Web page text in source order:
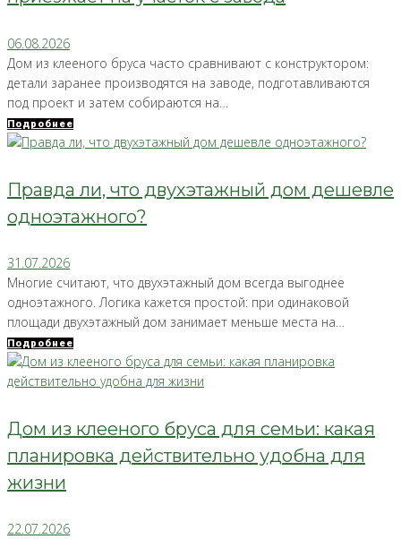
06.08.2026
Дом из клееного бруса часто сравнивают с конструктором:
детали заранее производятся на заводе, подготавливаются
под проект и затем собираются на…
Подробнее
Правда ли, что двухэтажный дом дешевле
одноэтажного?
31.07.2026
Многие считают, что двухэтажный дом всегда выгоднее
одноэтажного. Логика кажется простой: при одинаковой
площади двухэтажный дом занимает меньше места на…
Подробнее
Дом из клееного бруса для семьи: какая
планировка действительно удобна для
жизни
22.07.2026